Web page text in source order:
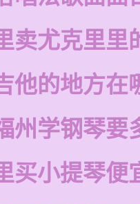
卖尤克里里
他的地方在
州学钢琴要
买小提琴便